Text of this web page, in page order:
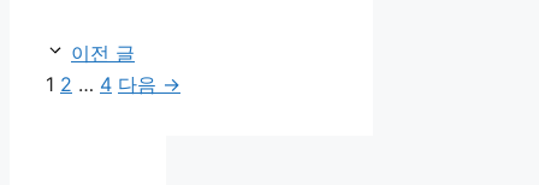
리
이전 글
페
1 페
2 … 페
4 다음 →